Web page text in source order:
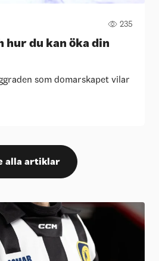
235
hur du kan öka din
som domarskapet vilar på.
alla artiklar